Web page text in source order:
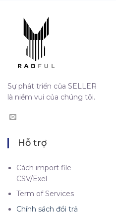
Sự phát triển của SELLER
là niềm vui của chúng tôi.
Hỗ trợ
Cách import file
CSV/Exel
Term of Services
Chính sách đổi trả